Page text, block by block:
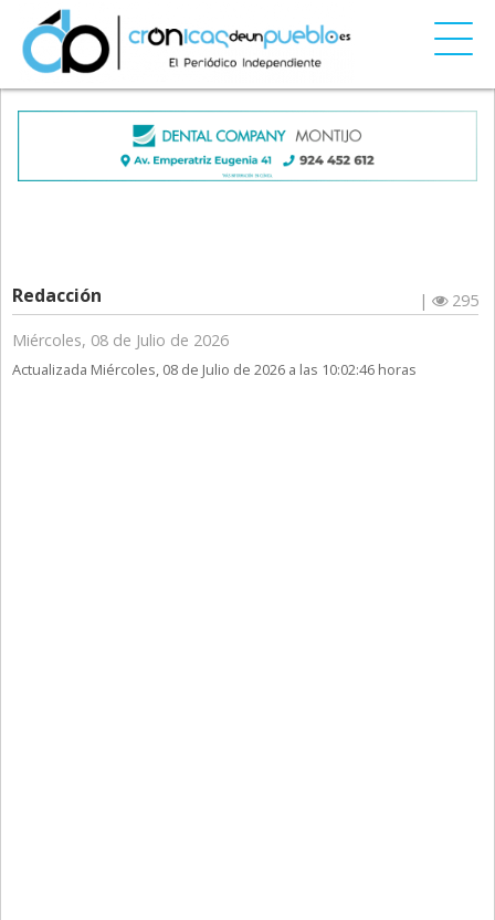
Redacción |
295
Miércoles, 08 de Julio de 2026
Actualizada Miércoles, 08 de Julio de 2026 a las 10:02:46 horas